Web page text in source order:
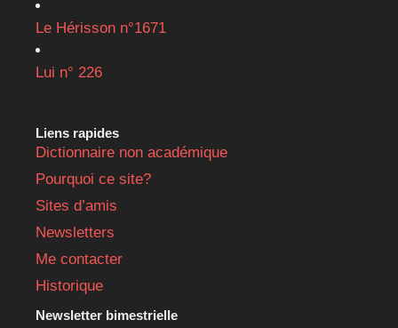
Le Hérisson n°1671
Lui n° 226
Liens rapides
Dictionnaire non académique
Pourquoi ce site?
Sites d’amis
Newsletters
Me contacter
Historique
Newsletter bimestrielle